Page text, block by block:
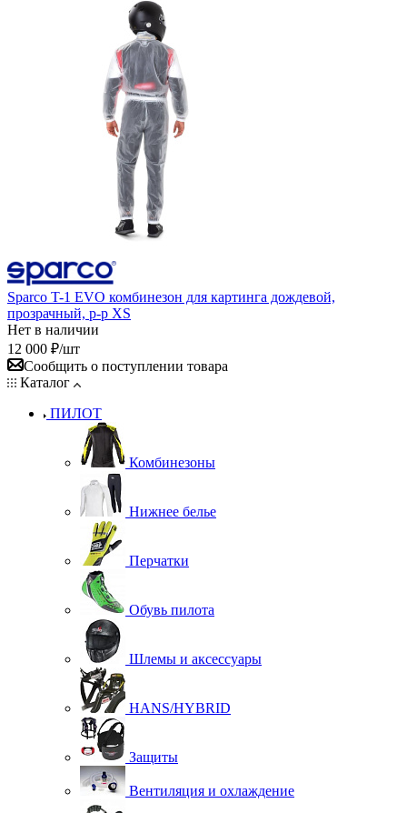
Sparco T-1 EVO комбинезон для картинга дождевой,
прозрачный, р-р XS
Нет в наличии
12 000 ₽/шт
Сообщить о поступлении товара
Каталог
ПИЛОТ
Комбинезоны
Нижнее белье
Перчатки
Обувь пилота
Шлемы и аксессуары
HANS/HYBRID
Защиты
Вентиляция и охлаждение